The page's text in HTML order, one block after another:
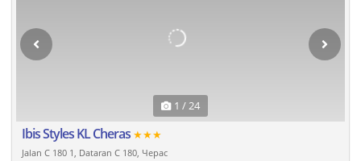
1 / 24
Ibis Styles KL Cheras ★★★
Jalan C 180 1, Dataran C 180, Черас